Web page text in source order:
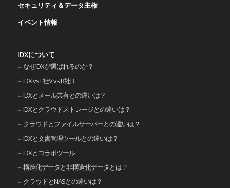
セキュリティ＆データ主権
イベント情報
IDXについて
なぜIDXが選ばれるのか？
IDX vs L社V vs B社B
IDXとメール共有との違いは？
IDXとクラウドストレージとの違いは？
クラウドとファイルサーバーとの違いは？
IDXと文書管理ツールとの違いは？
IDXとコラボツール
構造化データと非構造化データとは？
クラウドとNASとの違いは？